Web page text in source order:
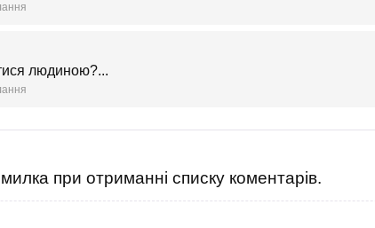
людиною?...
при отриманні списку коментарів.